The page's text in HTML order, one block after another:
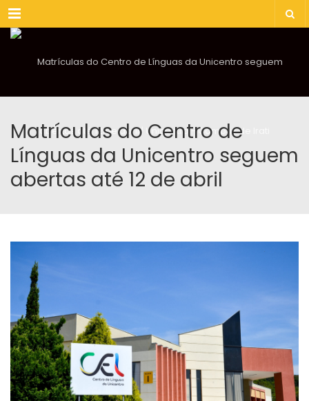
Menu
Matrículas do Centro de
Línguas da Unicentro seguem
abertas até 12 de abril